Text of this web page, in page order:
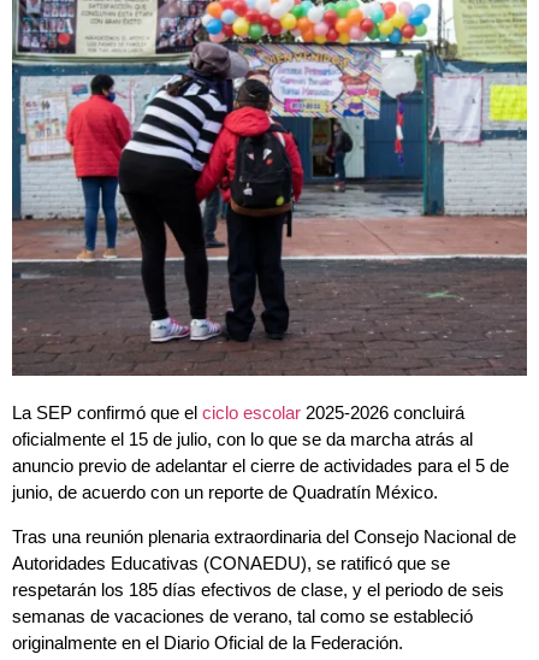
La SEP confirmó que el ciclo escolar 2025-2026 concluirá
oficialmente el 15 de julio, con lo que se da marcha atrás al
anuncio previo de adelantar el cierre de actividades para el 5 de
junio, de acuerdo con un reporte de Quadratín México.
Tras una reunión plenaria extraordinaria del Consejo Nacional de
Autoridades Educativas (CONAEDU), se ratificó que se
respetarán los 185 días efectivos de clase, y el periodo de seis
semanas de vacaciones de verano, tal como se estableció
originalmente en el Diario Oficial de la Federación.